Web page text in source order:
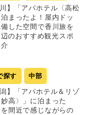
】「アパホテル〈高松
まったよ！屋内ドッ
した空間で香川旅を
のおすすめ観光スポ
探す 中部
】「アパホテル＆リゾ
高〉」に泊まった
間近で感じながらの